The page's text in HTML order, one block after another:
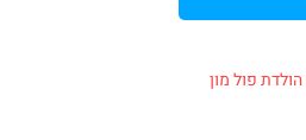
הולדת פול מון